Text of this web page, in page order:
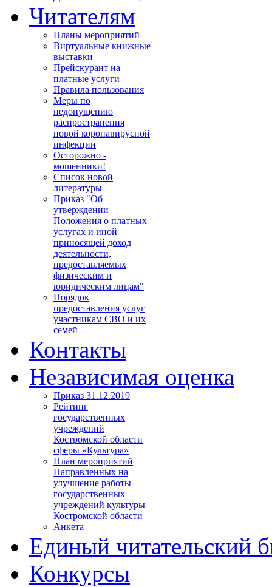
Читателям
Планы мероприятий
Виртуальные книжные
выставки
Прейскурант на
платные услуги
Правила пользования
Меры по
недопущению
распространения
новой коронавирусной
инфекции
Осторожно -
мошенники!
Список новой
литературы
Приказ "Об
утверждении
Положения о платных
услугах и иной
приносящей доход
деятельности,
предоставляемых
физическим и
юридическим лицам"
Порядок
предоставления услуг
участникам СВО и их
семей
Контакты
Независимая оценка
Приказ 31.12.2019
Рейтинг
государственных
учреждений
Костромской области
сферы «Культура»
План мероприятий
Направленных на
улучшение работы
государственных
учреждений культуры
Костромской области
Анкета
Единый читательский
Конкурсы